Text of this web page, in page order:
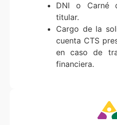
DNI o Carné
titular.
Cargo de la
cuenta CTS
en caso de
financiera.